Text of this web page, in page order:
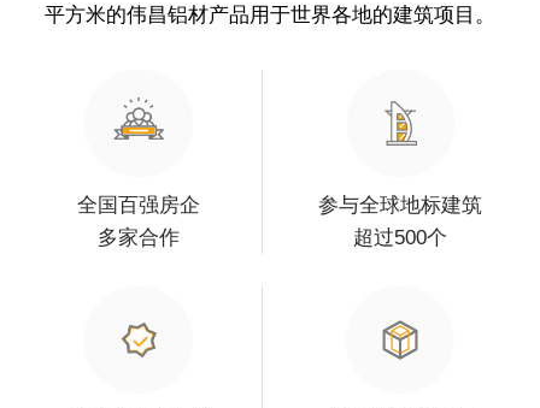
平方米的伟昌铝材产品用于世界各地的建筑项目。
全国百强房企
多家合作
参与全球地标建筑
超过500个